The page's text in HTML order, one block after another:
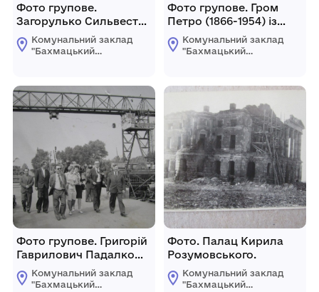
Фото групове.
Загорулько Сильвестр
Трохимович (справа) з
дружиною і
Комунальний заклад
"Бахмацький
Гнатовича
Яременка"
Бахмацької міської
ради
Фото групове. Григорій
Гаврилович Падалко
(перший справа) з
гостями з
Комунальний заклад
"Бахмацький
Фото групове. Гром
Петро (1866-1954) із
дружиною.
Комунальний заклад
"Бахмацький
Гнатовича
Бахмацької міської
ради
Фото. Палац Кирила
Розумовського.
Комунальний заклад
"Бахмацький